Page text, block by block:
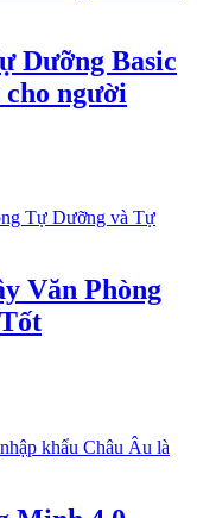
Dưỡng Basic
người
Văn Phòng